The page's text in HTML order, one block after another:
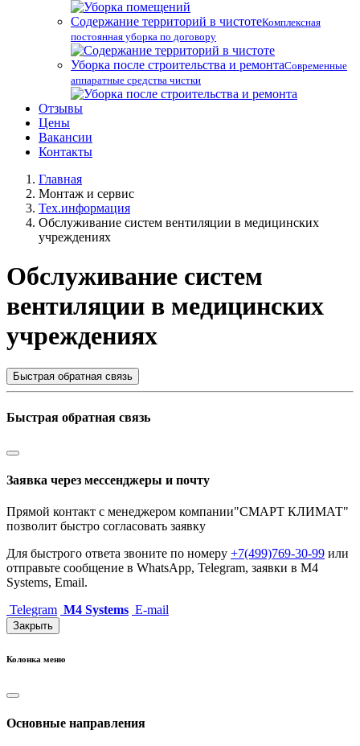
Содержание территорий в чистотеКомплексная
постоянная уборка по договору
Уборка после строительства и ремонтаСовременные
аппаратные средства чистки
Отзывы
Цены
Вакансии
Контакты
Главная
Монтаж и сервис
Тех.информация
Обслуживание систем вентиляции в медицинских
учреждениях
Обслуживание систем
вентиляции в медицинских
учреждениях
Быстрая обратная связь
Быстрая обратная связь
Заявка через мессенджеры и почту
Прямой контакт с менеджером компании"СМАРТ КЛИМАТ"
позволит быстро согласовать заявку
Для быстрого ответа звоните по номеру +7(499)769-30-99 или
отправьте сообщение в WhatsApp, Telegram, заявки в M4
Systems, Email.
Telegram M4 Systems E-mail
Закрыть
Колонка меню
Основные направления